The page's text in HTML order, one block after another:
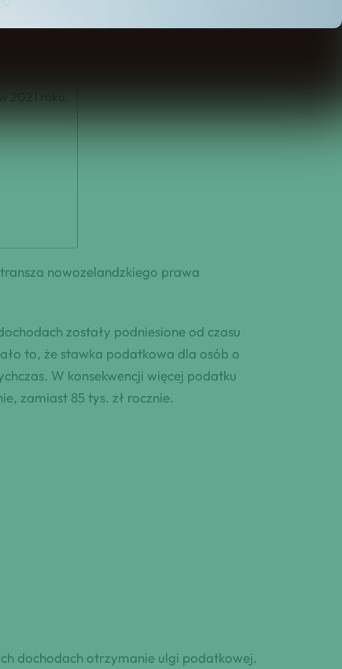
2021 roku.
nowozelandzkiego prawa
zostały podniesione od czasu
to, że stawka podatkowa dla osób o
W konsekwencji więcej podatku
zamiast 85 tys. zł rocznie.
dochodach otrzymanie ulgi podatkowej.